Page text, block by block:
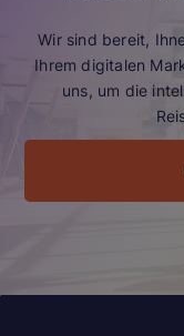
Wir sind bereit,
Ihrem digitalen
uns, um die